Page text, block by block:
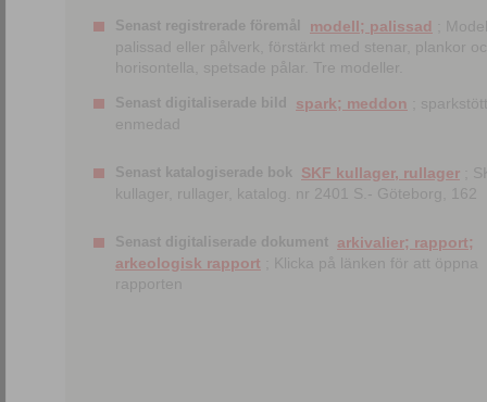
Senast registrerade föremål modell; palissad
;
palissad eller pålverk, förstärkt med stenar, plankor
horisontella, spetsade pålar. Tre modeller.
Senast digitaliserade bild spark; meddon ;
enmedad
Senast katalogiserade bok SKF kullager, rullager ;
kullager, rullager, katalog. nr 2401 S.- Göteborg, 162
Senast digitaliserade dokument arkivalier; rapport;
arkeologisk rapport ; Klicka på länken för att öppna
rapporten